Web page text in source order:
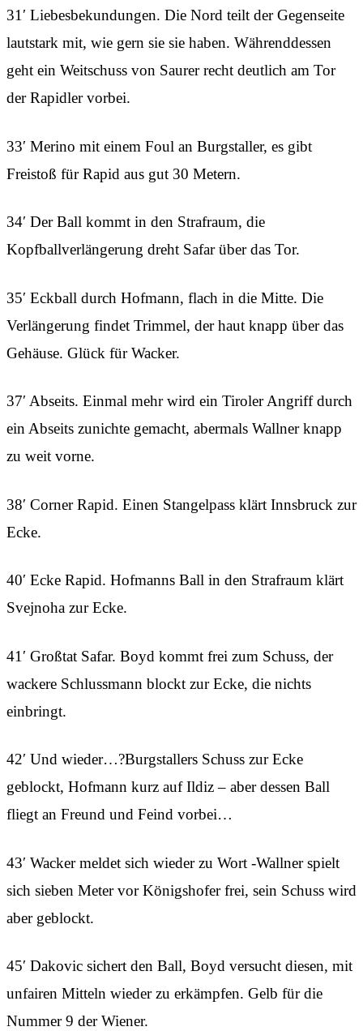
31′ Liebesbekundungen. Die Nord teilt der Gegenseite
lautstark mit, wie gern sie sie haben. Währenddessen
geht ein Weitschuss von Saurer recht deutlich am Tor
der Rapidler vorbei.
33′ Merino mit einem Foul an Burgstaller, es gibt
Freistoß für Rapid aus gut 30 Metern.
34′ Der Ball kommt in den Strafraum, die
Kopfballverlängerung dreht Safar über das Tor.
35′ Eckball durch Hofmann, flach in die Mitte. Die
Verlängerung findet Trimmel, der haut knapp über das
Gehäuse. Glück für Wacker.
37′ Abseits. Einmal mehr wird ein Tiroler Angriff durch
ein Abseits zunichte gemacht, abermals Wallner knapp
zu weit vorne.
38′ Corner Rapid. Einen Stangelpass klärt Innsbruck zur
Ecke.
40′ Ecke Rapid. Hofmanns Ball in den Strafraum klärt
Svejnoha zur Ecke.
41′ Großtat Safar. Boyd kommt frei zum Schuss, der
wackere Schlussmann blockt zur Ecke, die nichts
einbringt.
42′ Und wieder…?Burgstallers Schuss zur Ecke
geblockt, Hofmann kurz auf Ildiz – aber dessen Ball
fliegt an Freund und Feind vorbei…
43′ Wacker meldet sich wieder zu Wort -Wallner spielt
sich sieben Meter vor Königshofer frei, sein Schuss wird
aber geblockt.
45′ Dakovic sichert den Ball, Boyd versucht diesen, mit
unfairen Mitteln wieder zu erkämpfen. Gelb für die
Nummer 9 der Wiener.